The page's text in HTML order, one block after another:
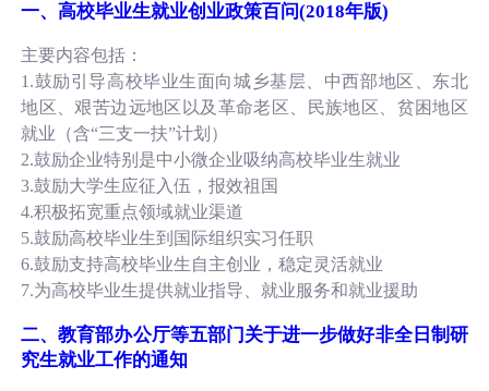
一、高校毕业生就业创业政策百问(2018年版)
主要内容包括：
1.鼓励引导高校毕业生面向城乡基层、中西部地区、东北
地区、艰苦边远地区以及革命老区、民族地区、贫困地区
就业（含“三支一扶”计划）
2.鼓励企业特别是中小微企业吸纳高校毕业生就业
3.鼓励大学生应征入伍，报效祖国
4.积极拓宽重点领域就业渠道
5.鼓励高校毕业生到国际组织实习任职
6.鼓励支持高校毕业生自主创业，稳定灵活就业
7.为高校毕业生提供就业指导、就业服务和就业援助
二、教育部办公厅等五部门关于进一步做好非全日制研
究生就业工作的通知